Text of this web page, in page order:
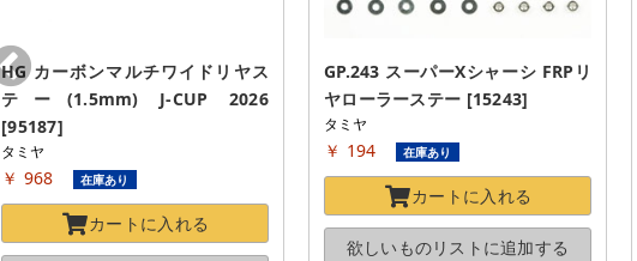
HG カーボンマルチワイドリヤス
テー(1.5mm) J-CUP 2026
[95187]
タミヤ
￥ 968 在庫あり
カートに入れる
GP.243 スーパーXシャーシ FRPリ
ヤローラーステー [15243]
タミヤ
￥ 194 在庫あり
カートに入れる
欲しいものリストに追加する